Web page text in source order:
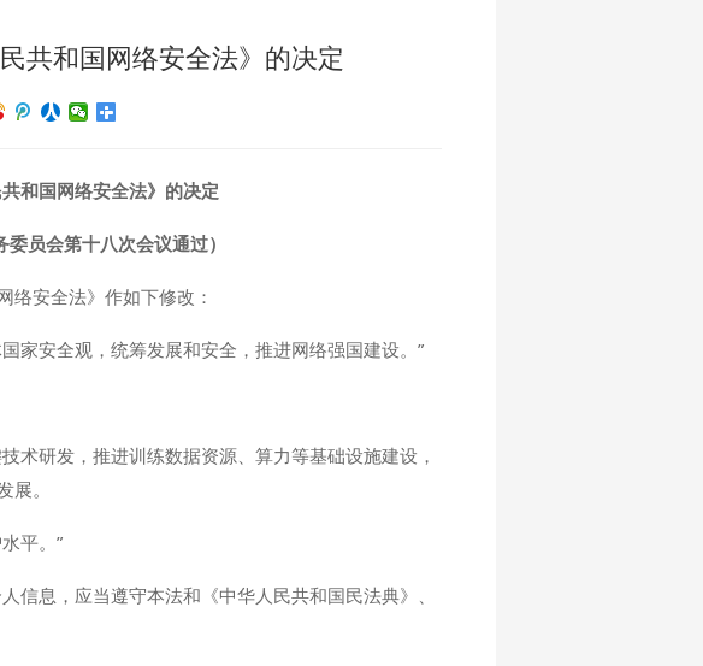
共和国网络安全法》的决定
和国网络安全法》的决定
员会第十八次会议通过）
络安全法》作如下修改：
家安全观，统筹发展和安全，推进网络强国建设。”
术研发，推进训练数据资源、算力等基础设施建设，
。
平。”
信息，应当遵守本法和《中华人民共和国民法典》、